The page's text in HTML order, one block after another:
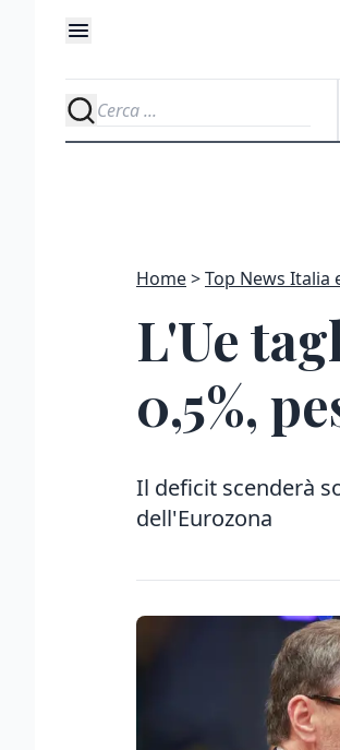
Home Top News Italia
L'Ue
0,5%,
Il deficit scenderà
dell'Eurozona